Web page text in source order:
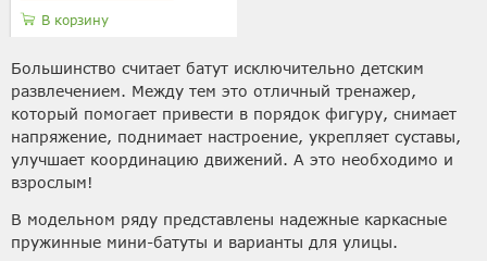
В корзину
Большинство считает батут исключительно детским
развлечением. Между тем это отличный тренажер,
который помогает привести в порядок фигуру, снимает
напряжение, поднимает настроение, укрепляет суставы,
улучшает координацию движений. А это необходимо и
взрослым!
В модельном ряду представлены надежные каркасные
пружинные мини-батуты и варианты для улицы.